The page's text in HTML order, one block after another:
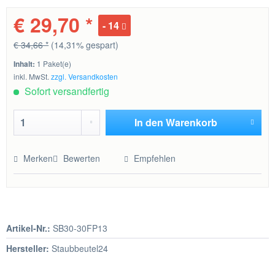
€ 29,70 * 14
€ 34,66 * (14,31% gespart)
Inhalt: 1 Paket(e)
inkl. MwSt.zzgl. Versandkosten
Sofort versandfertig
In den Warenkorb
Merken Bewerten Empfehlen
Artikel-Nr.: SB30-30FP13
Hersteller: Staubbeutel24